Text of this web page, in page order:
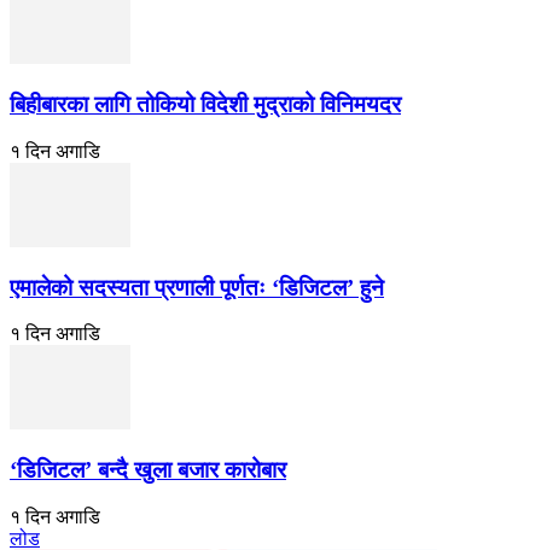
बिहीबारका लागि तोकियो विदेशी मुद्राको विनिमयदर
१ दिन अगाडि
एमालेको सदस्यता प्रणाली पूर्णतः ‘डिजिटल’ हुने
१ दिन अगाडि
‘डिजिटल’ बन्दै खुला बजार कारोबार
१ दिन अगाडि
लोड